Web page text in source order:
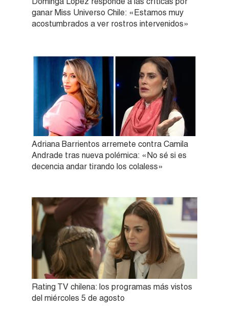
ganar Miss Universo Chile: «Estamos muy
acostumbrados a ver rostros intervenidos»
Adriana Barrientos arremete contra Camila
Andrade tras nueva polémica: «No sé si es
decencia andar tirando los colaless»
Rating TV chilena: los programas más vistos
del miércoles 5 de agosto